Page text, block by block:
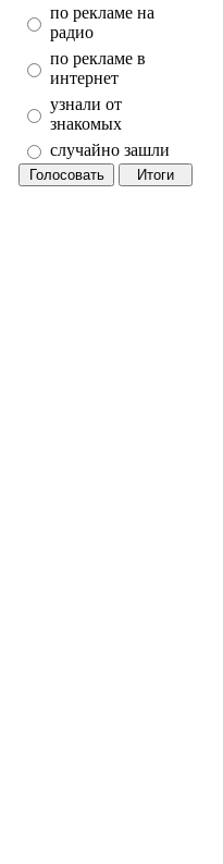
по рекламе на
радио
по рекламе в
интернет
узнали от
знакомых
случайно зашли